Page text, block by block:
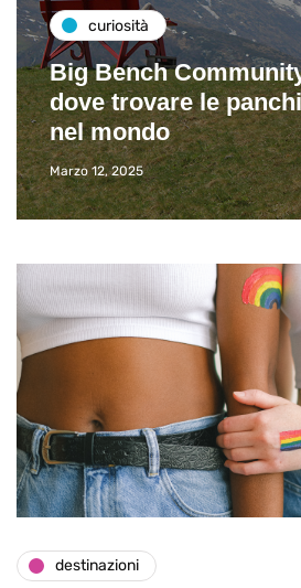
curiosità
Big Bench
dove trovare le
nel mondo
Marzo 12, 2025
destinazioni